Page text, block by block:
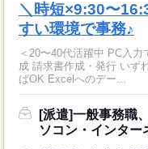
＼時短×9:30〜
すい環境で事務♪
＜20〜40代活躍中 PC入
成 請求書作成・発行 いず
ばOK Excelへのデー...
[派遣]一般事務職
ソコン・インター